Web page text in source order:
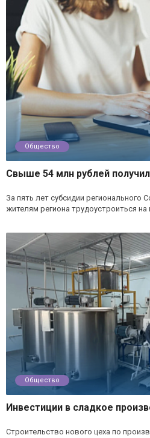
Общество
Свыше 54 млн рублей
За пять лет субсидии регионального
жителям региона трудоустроиться
Общество
Инвестиции в сладкое
Строительство нового цеха по